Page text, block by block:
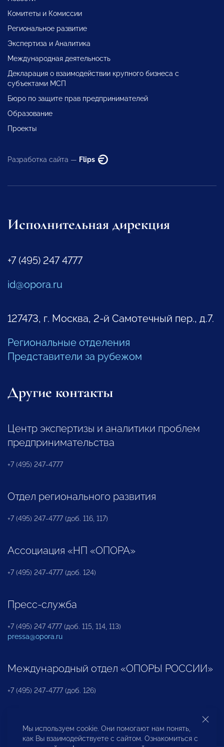
Комитеты и Комиссии
Региональное развитие
Экспертиза и Аналитика
Международная деятельность
Декларация о взаимодействии крупного бизнеса с
субъектами МСП
Бюро по защите прав предпринимателей
Образование
Проекты
Разработка сайта — Flips
Исполнительная дирекция
+7 (495) 247 4777
id@opora.ru
127473, г. Москва, 2-й Самотечный пер., д.7.
Региональные отделения
Представители за рубежом
Другие контакты
Центр экспертизы и аналитики проблем
предпринимательства
+7 (495) 247-4777
Отдел регионального развития
+7 (495) 247-4777 (доб. 116, 117)
Ассоциация «НП «ОПОРА»
+7 (495) 247-4777 (доб. 124)
Пресс-служба
+7 (495) 247 4777 (доб. 115, 114, 113)
pressa@opora.ru
Международный отдел «ОПОРЫ РОССИИ»
+7 (495) 247-4777 (доб. 126)
Бюро по защите прав предпринимателей и
инвесторов
Мы используем cookie. Они помогают нам понять,
как Вы взаимодействуете с сайтом. Ознакомиться с